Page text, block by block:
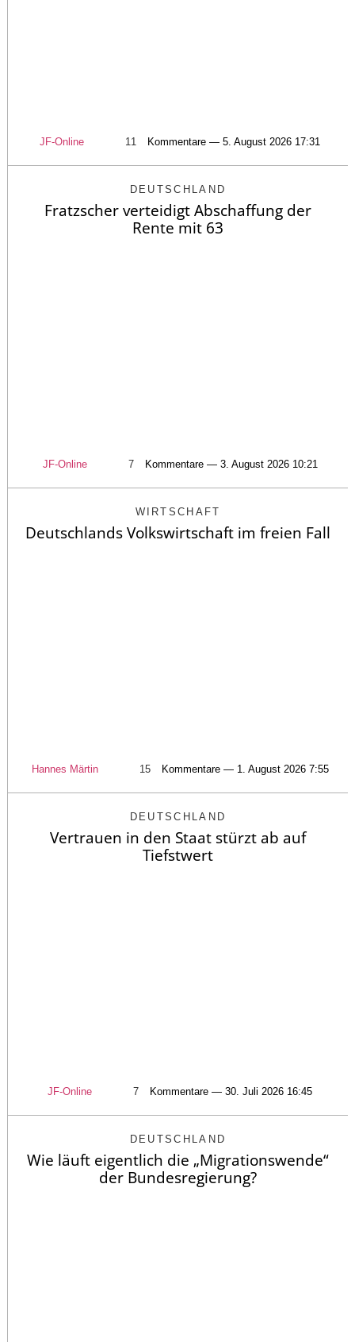
JF-Online 11 Kommentare — 5. August 2026 17:31
DEUTSCHLAND
Fratzscher verteidigt Abschaffung der
Rente mit 63
JF-Online 7 Kommentare — 3. August 2026 10:21
WIRTSCHAFT
Deutschlands Volkswirtschaft im freien Fall
Hannes Märtin 15 Kommentare — 1. August 2026 7:55
DEUTSCHLAND
Vertrauen in den Staat stürzt ab auf
Tiefstwert
JF-Online 7 Kommentare — 30. Juli 2026 16:45
DEUTSCHLAND
Wie läuft eigentlich die „Migrationswende“
der Bundesregierung?